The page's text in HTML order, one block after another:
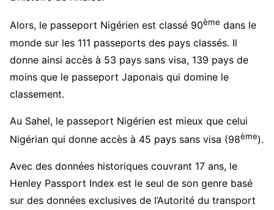
Alors, le passeport Nigérien est classé 90ème dans le
monde sur les 111 passeports des pays classés. Il
donne ainsi accès à 53 pays sans visa, 139 pays de
moins que le passeport Japonais qui domine le
classement.
Au Sahel, le passeport Nigérien est mieux que celui
Nigérian qui donne accès à 45 pays sans visa (98ème).
Avec des données historiques couvrant 17 ans, le
Henley Passport Index est le seul de son genre basé
sur des données exclusives de l’Autorité du transport